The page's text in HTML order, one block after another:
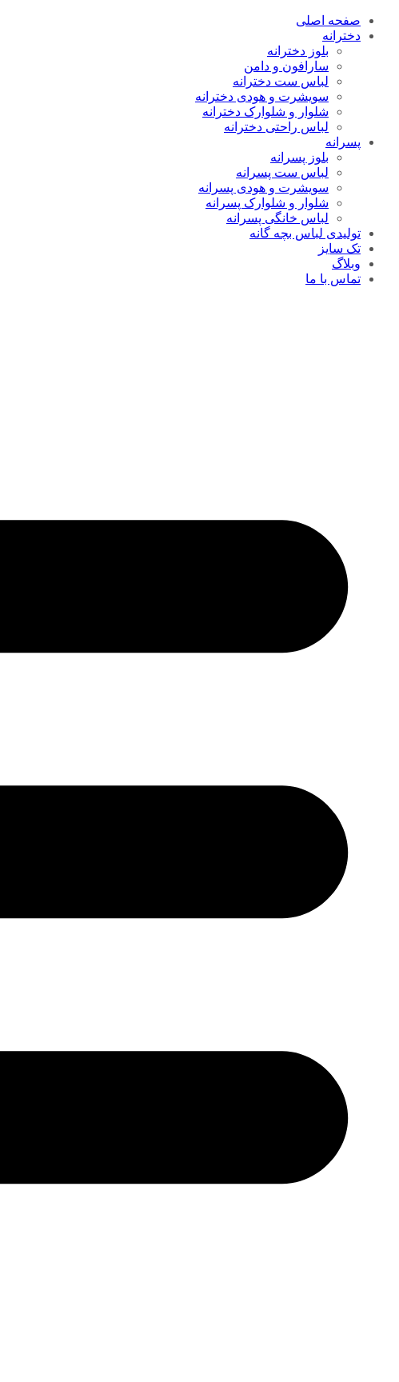
صفحه اصلی
دخترانه
بلوز دخترانه
سارافون و دامن
لباس ست دخترانه
سویشرت و هودی دخترانه
شلوار و شلوارک دخترانه
لباس راحتی دخترانه
پسرانه
بلوز پسرانه
لباس ست پسرانه
سویشرت و هودی پسرانه
شلوار و شلوارک پسرانه
لباس خانگی پسرانه
تولیدی لباس بچه گانه
تک سایز
وبلاگ
تماس با ما